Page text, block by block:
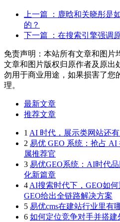
上一篇
：鹿晗和关晓彤是
的？
下一篇
：在搜索引擎强调
免责声明：本站所有文章和图片
文章和图片版权归原作者及原出
勿用于商业用途，如果损害了您
理。
最新文章
推荐文章
1 AI 时代，展示类网站还
2 易优 GEO 系统：抢占
属推荐官
3 易优GEO系统：AI时代
化新篇章
4 AI搜索时代下，GEO如
GEO给出全链路解决方案
5 易优cms在建站行业里有
6 如何定位竞争对手并搭